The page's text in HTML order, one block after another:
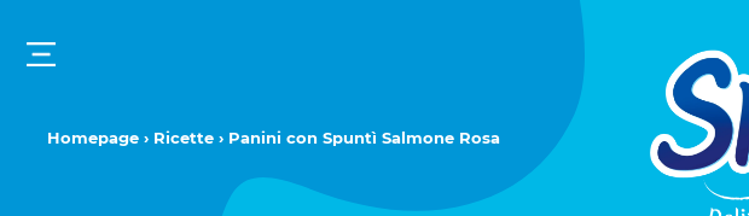
Homepage› Ricette› Panini con Spuntì Salmone Rosa